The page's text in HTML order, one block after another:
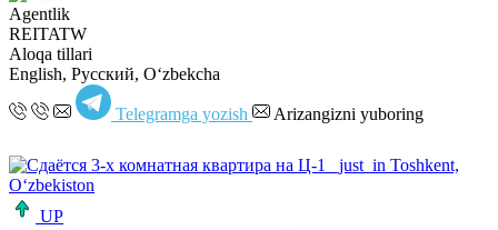
Agentlik
REITATW
Aloqa tillari
English, Русский, Oʻzbekcha
Telegramga yozish Arizangizni yuboring
UP